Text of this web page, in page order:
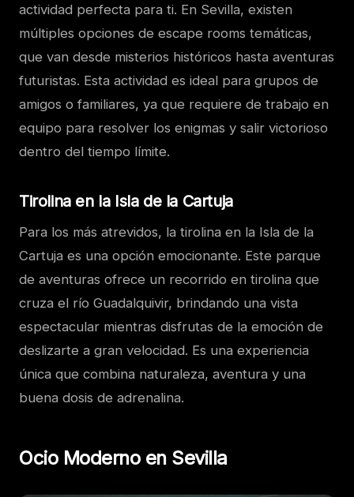
actividad perfecta para ti. En Sevilla, existen
múltiples opciones de escape rooms temáticas,
que van desde misterios históricos hasta aventuras
futuristas. Esta actividad es ideal para grupos de
amigos o familiares, ya que requiere de trabajo en
equipo para resolver los enigmas y salir victorioso
dentro del tiempo límite.
Tirolina en la Isla de la Cartuja
Para los más atrevidos, la tirolina en la Isla de la
Cartuja es una opción emocionante. Este parque
de aventuras ofrece un recorrido en tirolina que
cruza el río Guadalquivir, brindando una vista
espectacular mientras disfrutas de la emoción de
deslizarte a gran velocidad. Es una experiencia
única que combina naturaleza, aventura y una
buena dosis de adrenalina.
Ocio Moderno en Sevilla